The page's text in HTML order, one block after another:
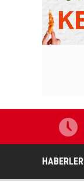
HABERLER